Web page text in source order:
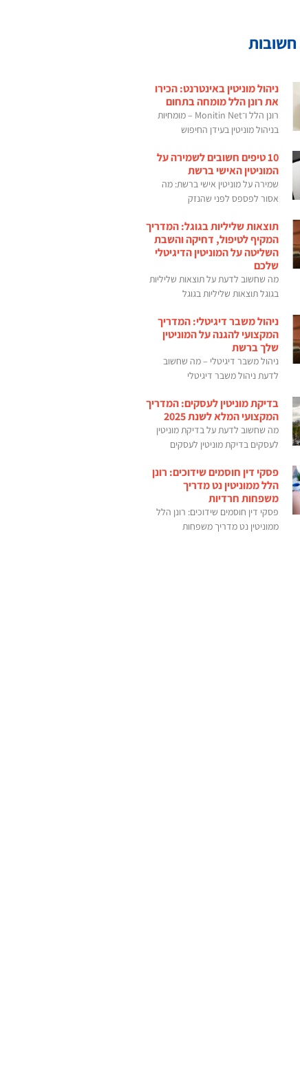
ניהול מוניטין באינטרנט: הכירו
את רונן הלל מומחה בתחום
רונן הלל ו־Monitin Net – מומחיות
בניהול מוניטין בעידן החיפוש
10 טיפים חשובים לשמירה על
המוניטין האישי ברשת
שמירה על מוניטין אישי ברשת: מה
אסור לפספס לפני שהנזק
תוצאות שליליות בגוגל: המדריך
המקיף לטיפול, דחיקה והשבת
השליטה על המוניטין הדיגיטלי
שלכם
מה שחשוב לדעת על תוצאות שליליות
בגוגל תוצאות שליליות בגוגל
ניהול משבר דיגיטלי: המדריך
המקצועי להגנה על המוניטין
שלך ברשת
ניהול משבר דיגיטלי – מה שחשוב
לדעת ניהול משבר דיגיטלי
בדיקת מוניטין לעסקים: המדריך
המקצועי המלא לשנת 2025
מה שחשוב לדעת על בדיקת מוניטין
לעסקים בדיקת מוניטין לעסקים
פסקי דין חוסמים שידוכים: רונן
הלל ממוניטין נט מדריך
משפחות חרדיות
פסקי דין חוסמים שידוכים: רונן הלל
ממוניטין נט מדריך משפחות